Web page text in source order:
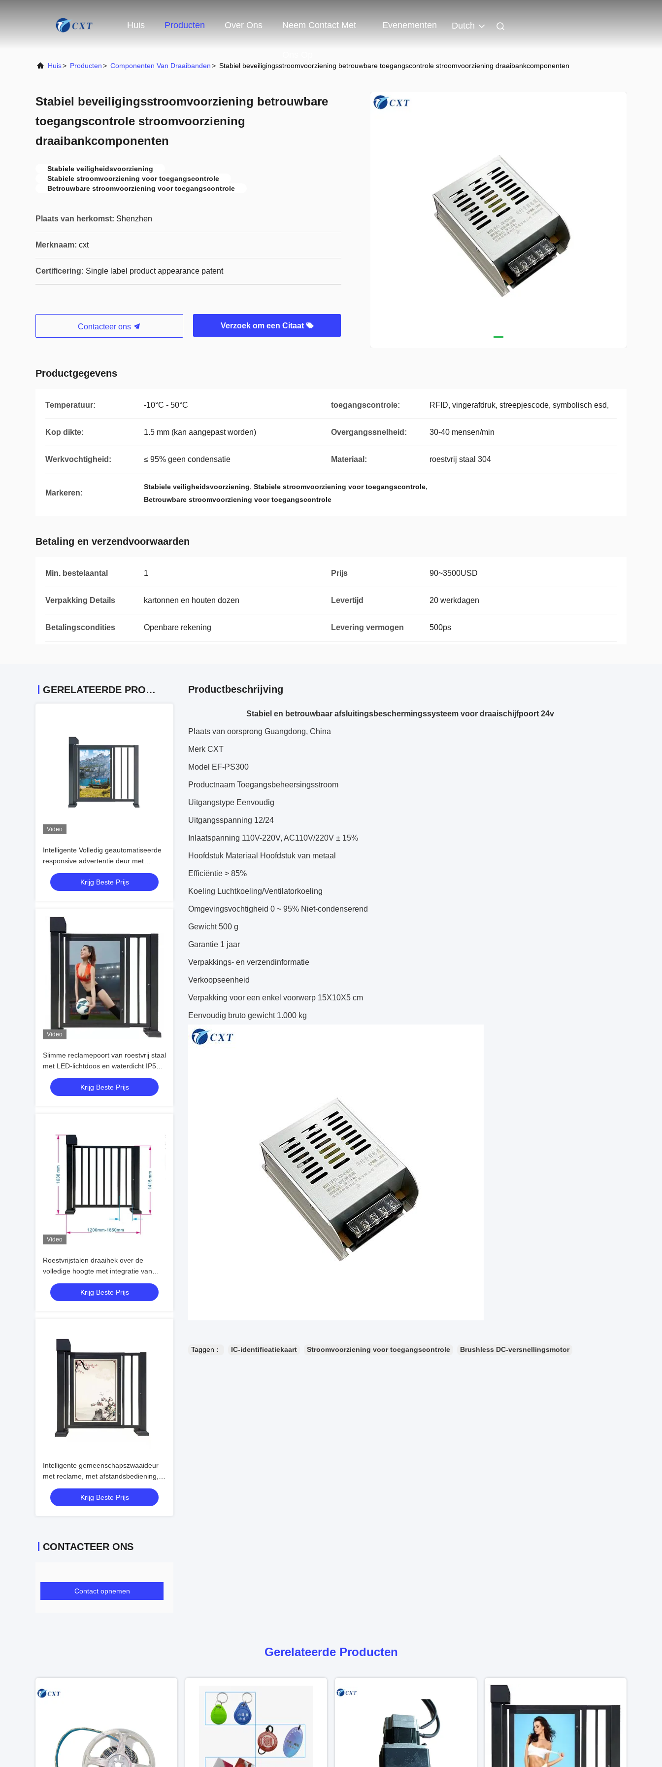
Huis Producten Over Ons Neem Contact Met Evenementen Dutch
Huis> Producten> Componenten Van Draaibanden> Stabiel beveiligingsstroomvoorziening betrouwbare toegangscontrole stroomvoorziening draaibankcomponenten
Stabiel beveiligingsstroomvoorziening betrouwbare
toegangscontrole stroomvoorziening
draaibankcomponenten
Stabiele veiligheidsvoorziening
Stabiele stroomvoorziening voor toegangscontrole
Betrouwbare stroomvoorziening voor toegangscontrole
Plaats van herkomst: Shenzhen
Merknaam: cxt
Certificering: Single label product appearance patent
Contacteer ons Verzoek om een Citaat
Productgegevens
Temperatuur: -10°C - 50°C toegangscontrole: RFID, vingerafdruk, streepjescode, symbolisch esd,
Kop dikte: 1.5 mm (kan aangepast worden) Overgangssnelheid: 30-40 mensen/min
Werkvochtigheid: ≤ 95% geen condensatie Materiaal: roestvrij staal 304
Markeren:
Stabiele veiligheidsvoorziening, Stabiele stroomvoorziening voor toegangscontrole,
Betrouwbare stroomvoorziening voor toegangscontrole
Betaling en verzendvoorwaarden
Min. bestelaantal 1 Prijs 90~3500USD
Verpakking Details kartonnen en houten dozen Levertijd 20 werkdagen
Betalingscondities Openbare rekening Levering vermogen 500ps
GERELATEERDE PRODUCTEN
Video
Intelligente Volledig geautomatiseerde
responsive advertentie deur met
gezichtsherkenning Bi-directional Pass
en DC borstelloze motor voor
voetgangers toegangscontrole
Krijg Beste Prijs
Video
Slimme reclamepoort van roestvrij staal
met LED-lichtdoos en waterdicht IP54
voor veilige toegang tot voetgangers
Krijg Beste Prijs
Video
Roestvrijstalen draaihek over de
volledige hoogte met integratie van
toegangscontrole en aanpasbare
kopdikte voor veilige
voetgangerspoorten
Krijg Beste Prijs
Intelligente gemeenschapszwaaideur
met reclame, met afstandsbediening,
hoog beveiligingsniveau en
aanpasbare kopdikte
Krijg Beste Prijs
CONTACTEER ONS
Contact opnemen
Productbeschrijving
Stabiel en betrouwbaar afsluitingsbeschermingssysteem voor draaischijfpoort 24v
Plaats van oorsprong Guangdong, China
Merk CXT
Model EF-PS300
Productnaam Toegangsbeheersingsstroom
Uitgangstype Eenvoudig
Uitgangsspanning 12/24
Inlaatspanning 110V-220V, AC110V/220V ± 15%
Hoofdstuk Materiaal Hoofdstuk van metaal
Efficiëntie > 85%
Koeling Luchtkoeling/Ventilatorkoeling
Omgevingsvochtigheid 0 ~ 95% Niet-condenserend
Gewicht 500 g
Garantie 1 jaar
Verpakkings- en verzendinformatie
Verkoopseenheid
Verpakking voor een enkel voorwerp 15X10X5 cm
Eenvoudig bruto gewicht 1.000 kg
Taggen： IC-identificatiekaart Stroomvoorziening voor toegangscontrole Brushless DC-versnellingsmotor
Gerelateerde Producten